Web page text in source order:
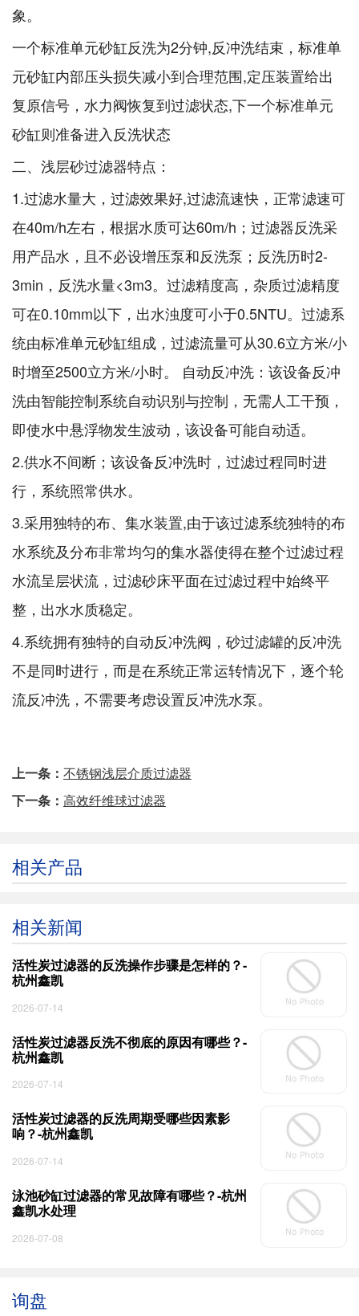
象。
一个标准单元砂缸反洗为2分钟,反冲洗结束，标准单
元砂缸内部压头损失减小到合理范围,定压装置给出
复原信号，水力阀恢复到过滤状态,下一个标准单元
砂缸则准备进入反洗状态
二、浅层砂过滤器特点：
1.过滤水量大，过滤效果好,过滤流速快，正常滤速可
在40m/h左右，根据水质可达60m/h；过滤器反洗采
用产品水，且不必设增压泵和反洗泵；反洗历时2-
3min，反洗水量<3m3。过滤精度高，杂质过滤精度
可在0.10mm以下，出水浊度可小于0.5NTU。过滤系
统由标准单元砂缸组成，过滤流量可从30.6立方米/小
时增至2500立方米/小时。 自动反冲洗：该设备反冲
洗由智能控制系统自动识别与控制，无需人工干预，
即使水中悬浮物发生波动，该设备可能自动适。
2.供水不间断；该设备反冲洗时，过滤过程同时进
行，系统照常供水。
3.采用独特的布、集水装置,由于该过滤系统独特的布
水系统及分布非常均匀的集水器使得在整个过滤过程
水流呈层状流，过滤砂床平面在过滤过程中始终平
整，出水水质稳定。
4.系统拥有独特的自动反冲洗阀，砂过滤罐的反冲洗
不是同时进行，而是在系统正常运转情况下，逐个轮
流反冲洗，不需要考虑设置反冲洗水泵。
上一条： 不锈钢浅层介质过滤器
下一条： 高效纤维球过滤器
相关产品
相关新闻
活性炭过滤器的反洗操作步骤是怎样的？-
杭州鑫凯
2026-07-14
活性炭过滤器反洗不彻底的原因有哪些？-
杭州鑫凯
2026-07-14
活性炭过滤器的反洗周期受哪些因素影
响？-杭州鑫凯
2026-07-14
泳池砂缸过滤器的常见故障有哪些？-杭州
鑫凯水处理
2026-07-08
询盘